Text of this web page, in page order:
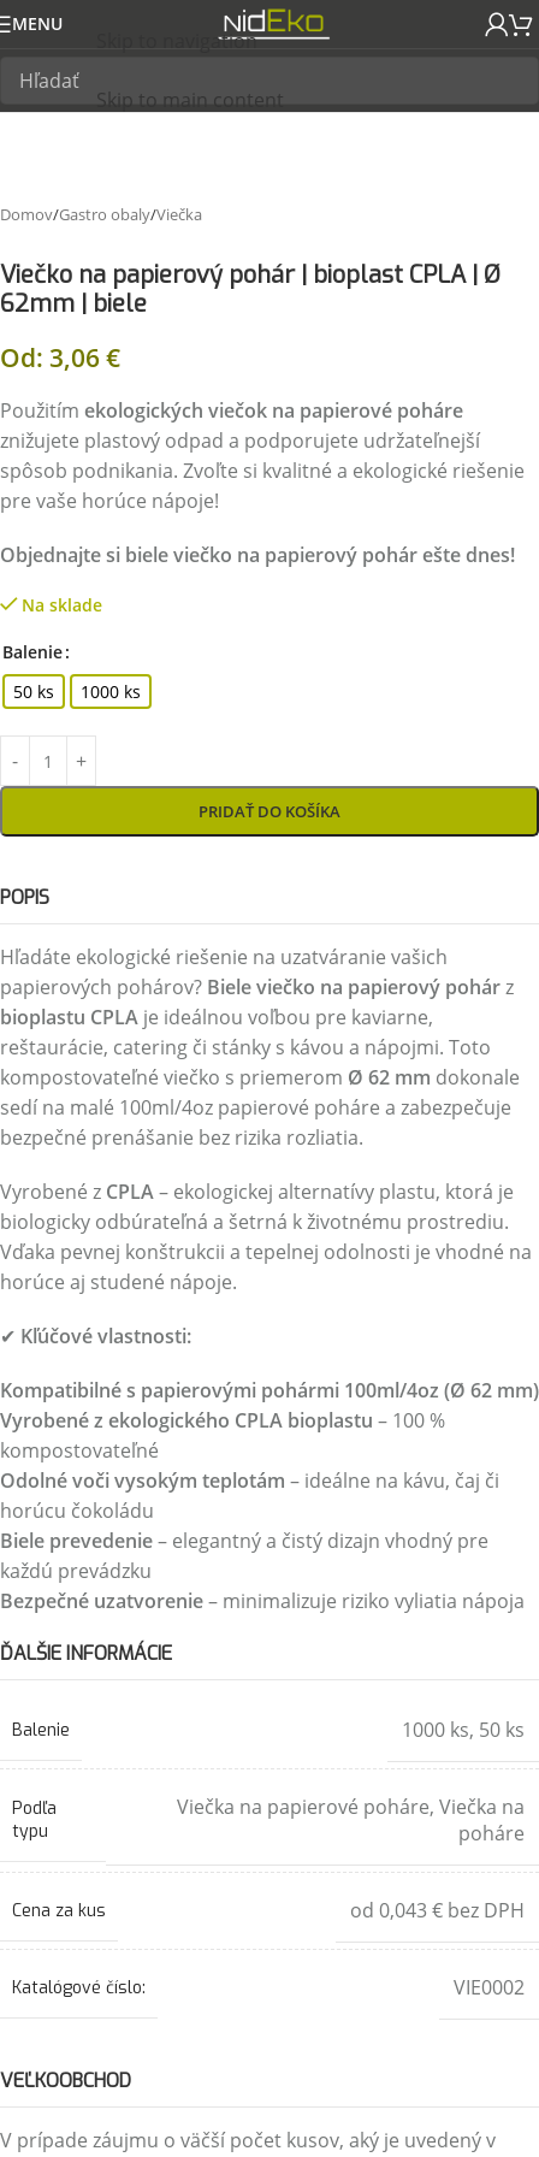
Skip to navigation
Skip to main content
MENU
Domov/Gastro obaly/Viečka
Viečko na papierový pohár | bioplast CPLA | Ø
62mm | biele
Od: 3,06€
Použitím ekologických viečok na papierové poháre
znižujete plastový odpad a podporujete udržateľnejší
spôsob podnikania. Zvoľte si kvalitné a ekologické riešenie
pre vaše horúce nápoje!
Objednajte si biele viečko na papierový pohár ešte dnes!
Na sklade
Balenie
50 ks
1000 ks
PRIDAŤ DO KOŠÍKA
POPIS
Hľadáte ekologické riešenie na uzatváranie vašich
papierových pohárov? Biele viečko na papierový pohárz
bioplastu CPLA je ideálnou voľbou pre kaviarne,
reštaurácie, catering či stánky s kávou a nápojmi. Toto
kompostovateľné viečko s priemerom Ø 62 mm dokonale
sedí na malé 100ml/4oz papierové poháre a zabezpečuje
bezpečné prenášanie bez rizika rozliatia.
Vyrobené z CPLA– ekologickej alternatívy plastu, ktorá je
biologicky odbúrateľná a šetrná k životnému prostrediu.
Vďaka pevnej konštrukcii a tepelnej odolnosti je vhodné na
horúce aj studené nápoje.
✔ Kľúčové vlastnosti:
Kompatibilné s papierovými pohármi 100ml/4oz (Ø 62 mm)
Vyrobené z ekologického CPLA bioplastu – 100 %
kompostovateľné
Odolné voči vysokým teplotám – ideálne na kávu, čaj či
horúcu čokoládu
Biele prevedenie– elegantný a čistý dizajn vhodný pre
každú prevádzku
Bezpečné uzatvorenie– minimalizuje riziko vyliatia nápoja
ĎALŠIE INFORMÁCIE
Balenie 1000 ks, 50 ks
Podľa
typu
Viečka na papierové poháre, Viečka na
poháre
Cena za kus od 0,043 € bez DPH
Katalógové číslo: VIE0002
VEĽKOOBCHOD
V prípade záujmu o väčší počet kusov, aký je uvedený v